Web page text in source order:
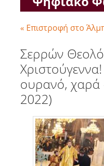
« Επιστροφή στο
Σερρών
ουρανό, χαρά
2022)